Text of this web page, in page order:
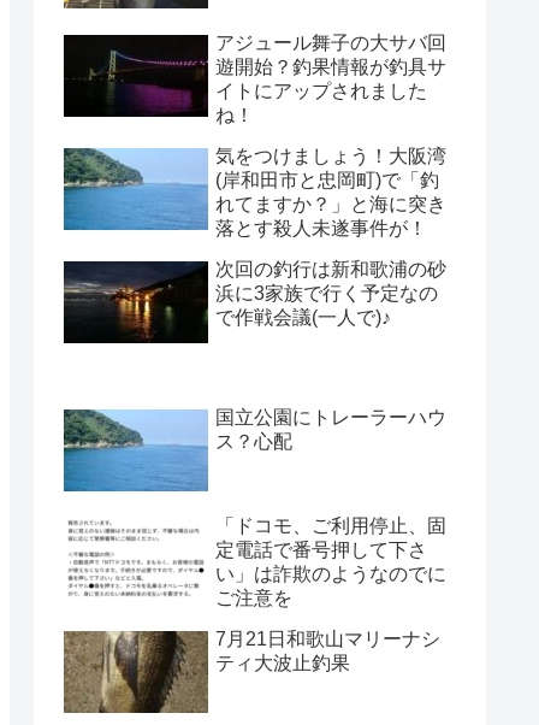
アジュール舞子の大サバ回
遊開始？釣果情報が釣具サ
イトにアップされました
ね！
気をつけましょう！大阪湾
(岸和田市と忠岡町)で「釣
れてますか？」と海に突き
落とす殺人未遂事件が！
次回の釣行は新和歌浦の砂
浜に3家族で行く予定なの
で作戦会議(一人で)♪
国立公園にトレーラーハウ
ス？心配
「ドコモ、ご利用停止、固
定電話で番号押して下さ
い」は詐欺のようなのでに
ご注意を
7月21日和歌山マリーナシ
ティ大波止釣果